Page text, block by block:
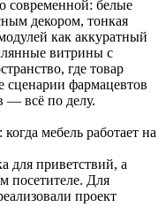
современной: белые
декором, тонкая
как аккуратный
витрины с
где товар
сценарии фармацевтов
— всё по делу.
мебель работает на
для приветствий, а
посетителе. Для
проект